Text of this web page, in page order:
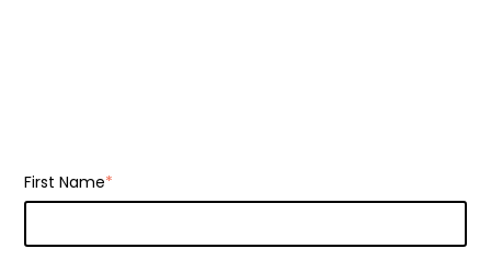
First Name*